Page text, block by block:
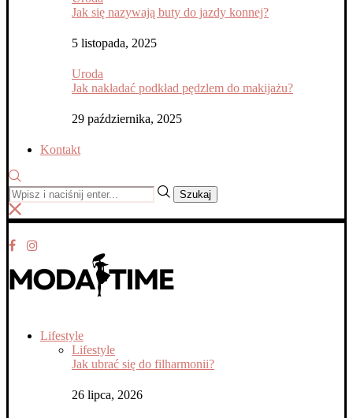
Jak się nazywają buty do jazdy konnej?
5 listopada, 2025
Uroda
Jak nakładać podkład pędzlem do makijażu?
29 października, 2025
Kontakt
Szukaj
Lifestyle
Lifestyle
Jak ubrać się do filharmonii?
26 lipca, 2026